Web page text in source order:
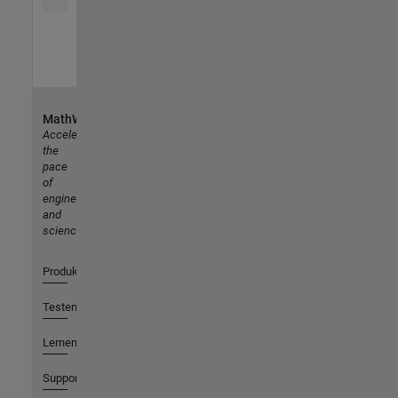
MathWorks
Accelerating
the
pace
of
engineering
and
science
Produkte
Testen oder Kaufen
Lernen
Support